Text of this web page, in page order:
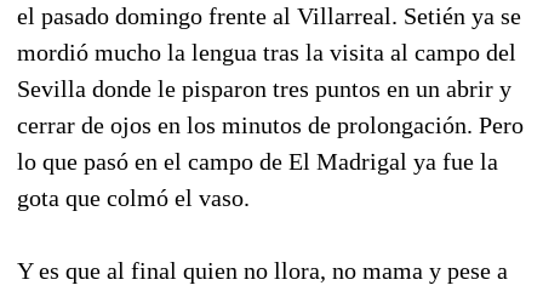
el pasado domingo frente al Villarreal. Setién ya se
mordió mucho la lengua tras la visita al campo del
Sevilla donde le pisparon tres puntos en un abrir y
cerrar de ojos en los minutos de prolongación. Pero
lo que pasó en el campo de El Madrigal ya fue la
gota que colmó el vaso.
Y es que al final quien no llora, no mama y pese a